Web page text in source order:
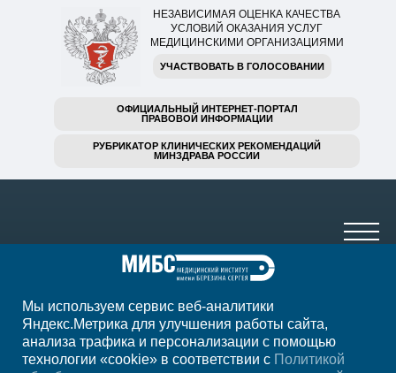
НЕЗАВИСИМАЯ ОЦЕНКА КАЧЕСТВА
УСЛОВИЙ ОКАЗАНИЯ УСЛУГ
МЕДИЦИНСКИМИ ОРГАНИЗАЦИЯМИ
УЧАСТВОВАТЬ В ГОЛОСОВАНИИ
ОФИЦИАЛЬНЫЙ ИНТЕРНЕТ-ПОРТАЛ
ПРАВОВОЙ ИНФОРМАЦИИ
РУБРИКАТОР КЛИНИЧЕСКИХ РЕКОМЕНДАЦИЙ
МИНЗДРАВА РОССИИ
+7 (8422) 59-30-40
пн-пт 7:00-23:00, сб 8:00-22:00, вс 8:00-20:00
Мы используем сервис веб-аналитики
Яндекс.Метрика для улучшения работы сайта,
анализа трафика и персонализации с помощью
технологии «cookie» в соответствии с Политикой